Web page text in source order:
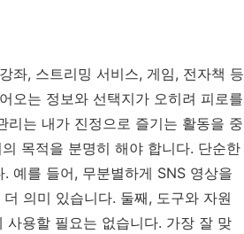
좌, 스트리밍 서비스, 게임, 전자책 등
오는 정보와 선택지가 오히려 피로를
리는 내가 진정으로 즐기는 활동을 중
목적을 분명히 해야 합니다. 단순한
예를 들어, 무분별하게 SNS 영상을
의미 있습니다. 둘째, 도구와 자원
용할 필요는 없습니다. 가장 잘 맞